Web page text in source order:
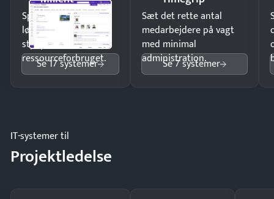
Spar tid på
lønberegning og få
styr på
ressourceforbruget.
Se 17 systemer
Sæt det rette antal
medarbejdere på vagt
med minimal
administration.
Se 7 systemer
IT-systemer til
Projektledelse